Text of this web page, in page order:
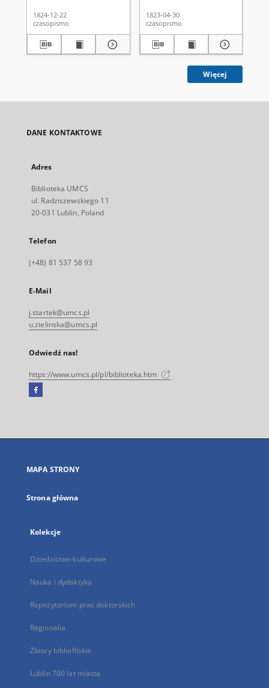
1824-12-22
czasopismo
1823-04-30
czasopismo
Więcej
DANE KONTAKTOWE
Adres
Biblioteka UMCS
ul. Radziszewskiego 11
20-031 Lublin, Poland
Telefon
(+48) 81 537 58 93
E-Mail
j.startek@umcs.pl
u.zielinska@umcs.pl
Odwiedź nas!
https://www.umcs.pl/pl/biblioteka.htm
Facebook
się
karcie
MAPA STRONY
Strona główna
Kolekcje
Dziedzictwo kulturowe
Nauka i dydaktyka
Repozytorium prac doktorskich
Regionalia
Zbiory bibliofilskie
Lublin 700 lat miasta